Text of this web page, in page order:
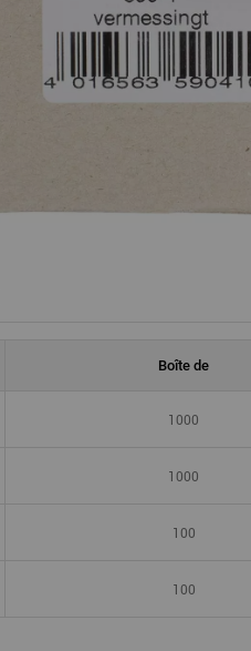
Boîte de
1000
1000
100
100